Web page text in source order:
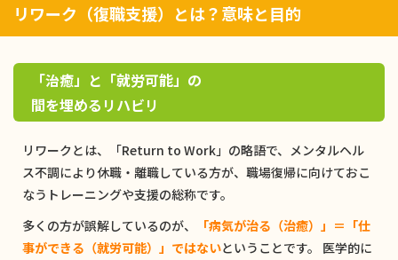
リワーク（復職支援）とは？意味と目的
「治癒」と「就労可能」の
間を埋めるリハビリ
リワークとは、「Return to Work」の略語で、メンタルヘル
ス不調により休職・離職している方が、職場復帰に向けておこ
なうトレーニングや支援の総称です。
多くの方が誤解しているのが、
「病気が治る（治癒）」＝「仕
事ができる（就労可能）」ではないということです。 医学的に